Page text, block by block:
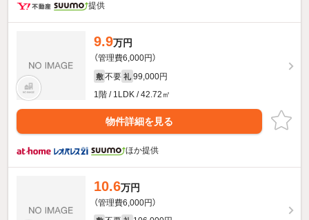
提供
9.9万円
（管理費6,000円）
敷 不要 礼 99,000円
1階 / 1LDK / 42.72㎡
物件詳細を見る
ほか提供
10.6万円
（管理費6,000円）